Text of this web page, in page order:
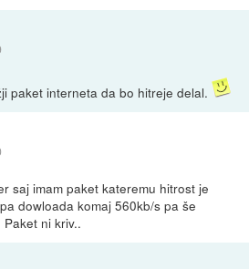
paket interneta da bo hitreje delal.
saj imam paket kateremu hitrost je
dowloada komaj 560kb/s pa še
ni kriv..